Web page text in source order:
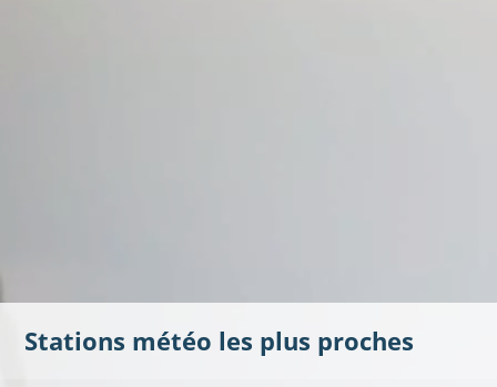
Stations météo les plus proches